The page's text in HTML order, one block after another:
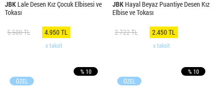
JBK Lale Desen Kız Çocuk Elbisesi ve
Tokası
5.500 TL 4.950 TL
x taksit
JBK Hayal Beyaz Puantiye Desen Kız
Elbise ve Tokası
2.722 TL 2.450 TL
x taksit
% 10
ÖZEL
% 10
ÖZEL